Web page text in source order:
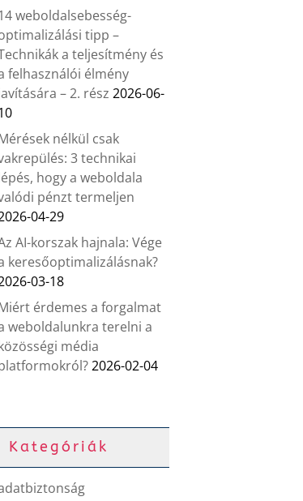
weboldalsebesség-
tipp –
a teljesítmény és
felhasználói élmény
– 2. rész 2026-06-
nélkül csak
3 technikai
hogy a weboldala
pénzt termeljen
04-29
AI-korszak hajnala: Vége
keresőoptimalizálásnak?
03-18
érdemes a forgalmat
weboldalunkra terelni a
média
2026-02-04
Kategóriák